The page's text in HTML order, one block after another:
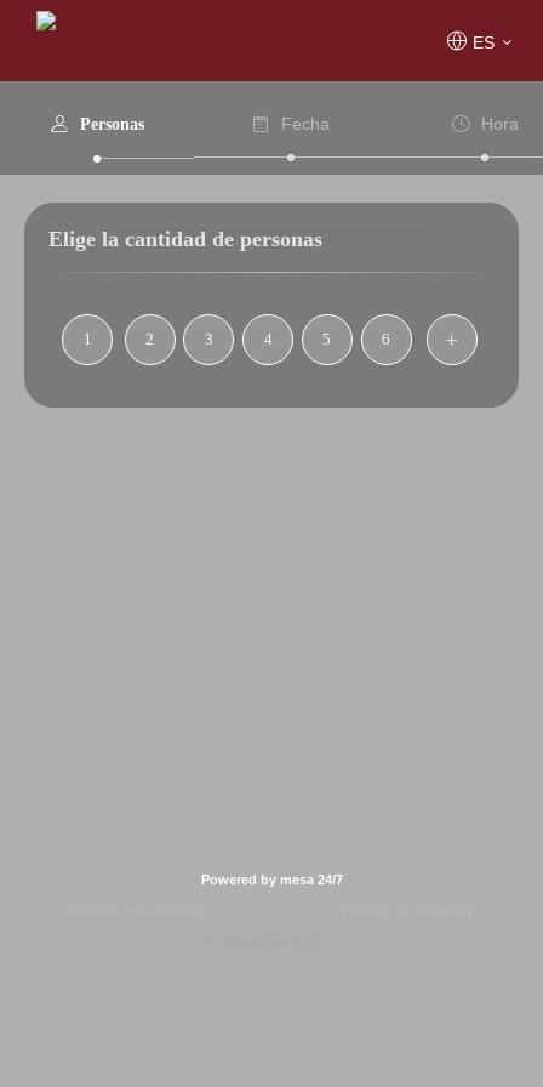
ES
Personas Fecha Hora
Elige la cantidad de personas
1 2 3 4 5 6
Powered by mesa 24/7